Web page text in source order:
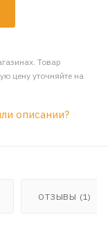
Товар
цену уточняйте на
описании?
ОТЗЫВЫ (1)